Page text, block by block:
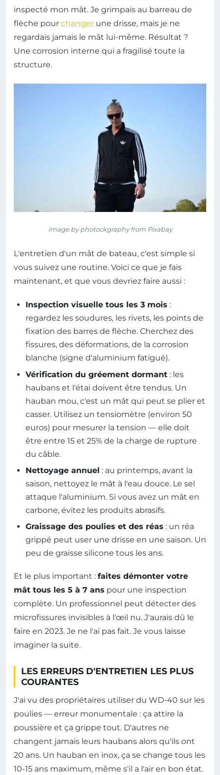
inspecté mon mât. Je grimpais au barreau de
flèche pour changer une drisse, mais je ne
regardais jamais le mât lui-même. Résultat ?
Une corrosion interne qui a fragilisé toute la
structure.
Image by photockgraphy from Pixabay
L'entretien d'un mât de bateau, c'est simple si
vous suivez une routine. Voici ce que je fais
maintenant, et que vous devriez faire aussi :
Inspection visuelle tous les 3 mois :
regardez les soudures, les rivets, les points de
fixation des barres de flèche. Cherchez des
fissures, des déformations, de la corrosion
blanche (signe d'aluminium fatigué).
Vérification du gréement dormant : les
haubans et l'étai doivent être tendus. Un
hauban mou, c'est un mât qui peut se plier et
casser. Utilisez un tensiomètre (environ 50
euros) pour mesurer la tension — elle doit
être entre 15 et 25% de la charge de rupture
du câble.
Nettoyage annuel : au printemps, avant la
saison, nettoyez le mât à l'eau douce. Le sel
attaque l'aluminium. Si vous avez un mât en
carbone, évitez les produits abrasifs.
Graissage des poulies et des réas : un réa
grippé peut user une drisse en une saison. Un
peu de graisse silicone tous les ans.
Et le plus important : faites démonter votre
mât tous les 5 à 7 ans pour une inspection
complète. Un professionnel peut détecter des
microfissures invisibles à l'œil nu. J'aurais dû le
faire en 2023. Je ne l'ai pas fait. Je vous laisse
imaginer la suite.
LES ERREURS D'ENTRETIEN LES PLUS
COURANTES
J'ai vu des propriétaires utiliser du WD-40 sur les
poulies — erreur monumentale : ça attire la
poussière et ça grippe tout. D'autres ne
changent jamais leurs haubans alors qu'ils ont
20 ans. Un hauban en inox, ça se change tous les
10-15 ans maximum, même s'il a l'air en bon état.